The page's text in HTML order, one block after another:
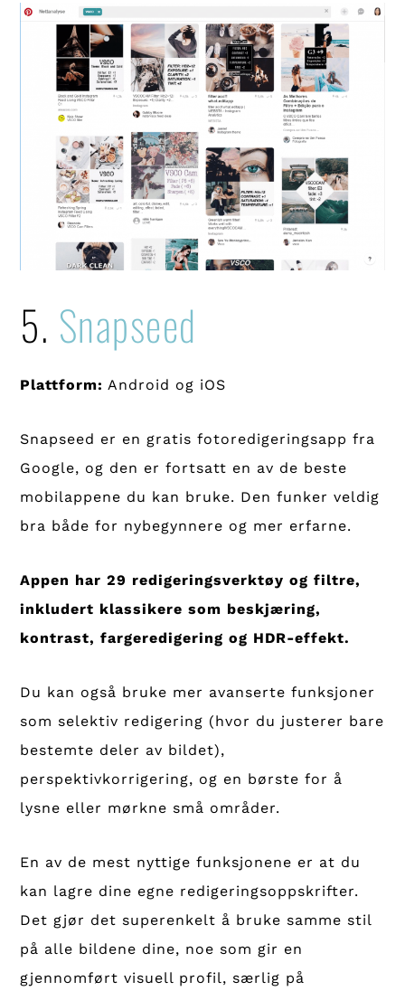
5. Snapseed
Plattform: Android og iOS
Snapseed er en gratis fotoredigeringsapp fra
Google, og den er fortsatt en av de beste
mobilappene du kan bruke. Den funker veldig
bra både for nybegynnere og mer erfarne.
Appen har 29 redigeringsverktøy og filtre,
inkludert klassikere som beskjæring,
kontrast, fargeredigering og HDR-effekt.
Du kan også bruke mer avanserte funksjoner
som selektiv redigering (hvor du justerer bare
bestemte deler av bildet),
perspektivkorrigering, og en børste for å
lysne eller mørkne små områder.
En av de mest nyttige funksjonene er at du
kan lagre dine egne redigeringsoppskrifter.
Det gjør det superenkelt å bruke samme stil
på alle bildene dine, noe som gir en
gjennomført visuell profil, særlig på